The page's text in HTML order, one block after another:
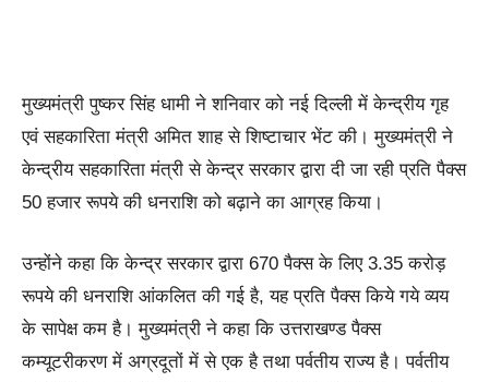
मुख्यमंत्री पुष्कर सिंह धामी ने शनिवार को नई दिल्ली में केन्द्रीय गृह
एवं सहकारिता मंत्री अमित शाह से शिष्टाचार भेंट की। मुख्यमंत्री ने
केन्द्रीय सहकारिता मंत्री से केन्द्र सरकार द्वारा दी जा रही प्रति पैक्स
50 हजार रूपये की धनराशि को बढ़ाने का आग्रह किया।
उन्होंने कहा कि केन्द्र सरकार द्वारा 670 पैक्स के लिए 3.35 करोड़
रूपये की धनराशि आंकलित की गई है, यह प्रति पैक्स किये गये व्यय
के सापेक्ष कम है। मुख्यमंत्री ने कहा कि उत्तराखण्ड पैक्स
कम्यूटरीकरण में अग्रदूतों में से एक है तथा पर्वतीय राज्य है। पर्वतीय